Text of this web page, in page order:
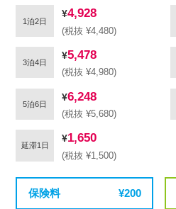
1泊2日
4,928
(税抜 ¥4,480)
3泊4日
5,478
(税抜 ¥4,980)
5泊6日
6,248
(税抜 ¥5,680)
延滞1日
1,650
(税抜 ¥1,500)
保険料 200